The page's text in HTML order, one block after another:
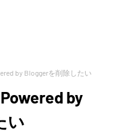
by Bloggerを削除したい
by
い